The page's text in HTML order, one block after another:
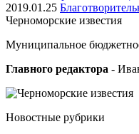
2019.01.25
Черноморские известия
Муниципальное
Главного редактора -
Новостные рубрики